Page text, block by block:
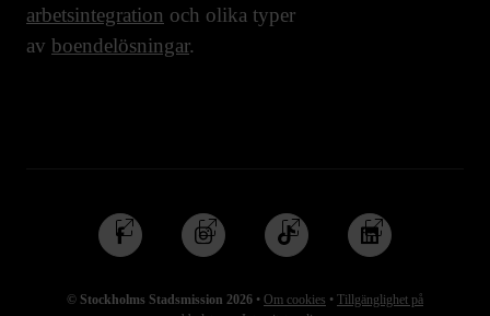
arbetsintegration och olika typer
av boendelösningar.
© Stockholms Stadsmission 2026 • Om cookies • Tillgänglighet på
Följ
oss
Facebook
Följ
oss
Instagram
Följ
oss
TikTok
Följ
oss
Linkedin